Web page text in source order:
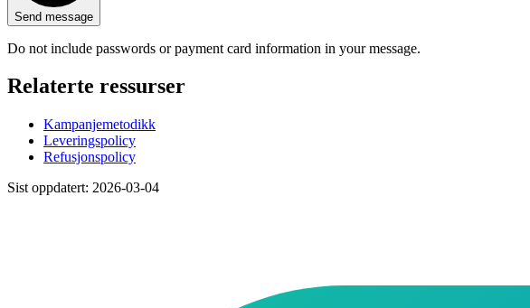
Send message
Do not include passwords or payment card information in your message.
Relaterte ressurser
Kampanjemetodikk
Leveringspolicy
Refusjonspolicy
Sist oppdatert: 2026-03-04